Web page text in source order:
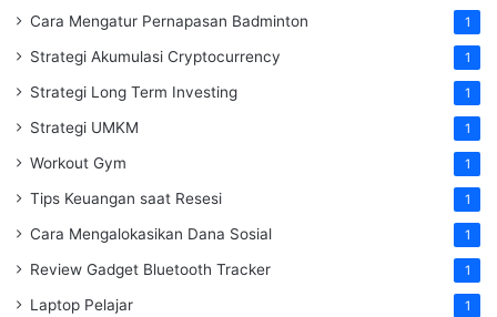
Cara Mengatur Pernapasan Badminton 1
Strategi Akumulasi Cryptocurrency 1
Strategi Long Term Investing 1
Strategi UMKM 1
Workout Gym 1
Tips Keuangan saat Resesi 1
Cara Mengalokasikan Dana Sosial 1
Review Gadget Bluetooth Tracker 1
Laptop Pelajar 1